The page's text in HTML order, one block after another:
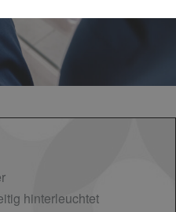
hinterleuchtet